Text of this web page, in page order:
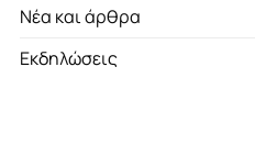
Νέα και άρθρα
Εκδηλώσεις